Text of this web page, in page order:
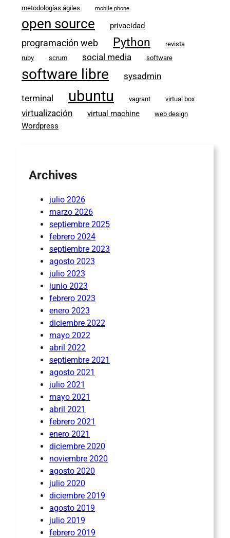
metodologías ágiles mobile phone
open source privacidad
programación web Python
revista
ruby
scrum social media software
software libre sysadmin
terminal ubuntu vagrant virtual box
virtualización virtual machine web design
Wordpress
Archives
julio 2026
marzo 2026
septiembre 2025
febrero 2024
septiembre 2023
agosto 2023
julio 2023
junio 2023
febrero 2023
enero 2023
diciembre 2022
mayo 2022
abril 2022
septiembre 2021
agosto 2021
julio 2021
mayo 2021
abril 2021
febrero 2021
enero 2021
diciembre 2020
noviembre 2020
agosto 2020
julio 2020
diciembre 2019
agosto 2019
julio 2019
febrero 2019